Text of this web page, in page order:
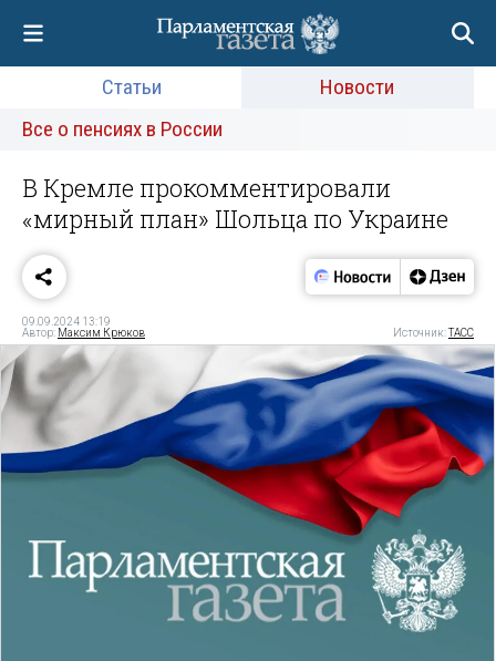
Статьи
Новости
Все о пенсиях в России
В Кремле прокомментировали
«мирный план» Шольца по Украине
09.09.2024 13:19
Автор: Максим Крюков Источник:ТАСС